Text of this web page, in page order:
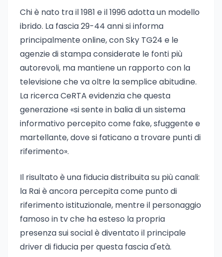
Chi è nato tra il 1981 e il 1996 adotta un modello
ibrido. La fascia 29-44 anni si informa
principalmente online, con Sky TG24 e le
agenzie di stampa considerate le fonti più
autorevoli, ma mantiene un rapporto con la
televisione che va oltre la semplice abitudine.
La ricerca CeRTA evidenzia che questa
generazione «si sente in balia di un sistema
informativo percepito come fake, sfuggente e
martellante, dove si faticano a trovare punti di
riferimento».
Il risultato è una fiducia distribuita su più canali:
la Rai è ancora percepita come punto di
riferimento istituzionale, mentre il personaggio
famoso in tv che ha esteso la propria
presenza sui social è diventato il principale
driver di fiducia per questa fascia d'età.